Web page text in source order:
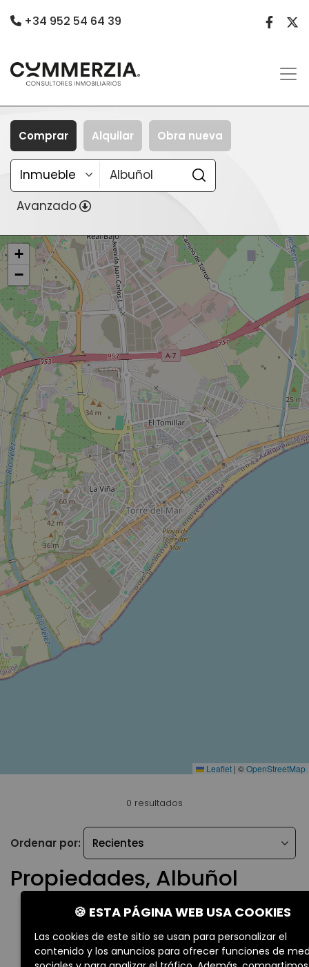
+34 952 54 64 39
Comprar Alquilar Obra nueva
Avanzado
+
−
Leaflet | ©OpenStreetMap
0 resultados
Ordenar por:
Propiedades, Albuñol
criterios de búsqueda seleccionados.
🍪 ESTA PÁGINA WEB USA COOKIES
Las cookies de este sitio se usan para personalizar el
contenido y los anuncios para ofrecer funciones de